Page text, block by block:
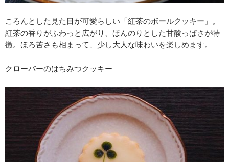
ころんとした見た目が可愛らしい「紅茶のボールクッキー」。
紅茶の香りがふわっと広がり、ほんのりとした甘酸っぱさが特
徴。ほろ苦さも相まって、少し大人な味わいを楽しめます。
クローバーのはちみつクッキー